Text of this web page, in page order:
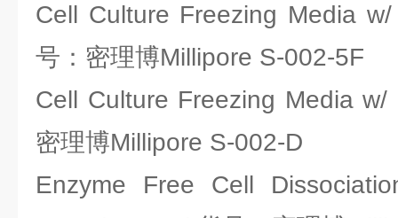
Cell Culture Freezing Media
号：密理博Millipore S-002-5F
Cell Culture Freezing Media
密理博Millipore S-002-D
Enzyme Free Cell